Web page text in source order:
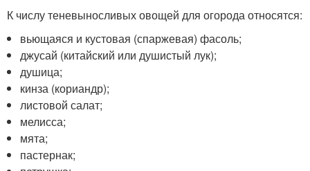
К числу теневыносливых овощей для огорода относятся:
вьющаяся и кустовая (спаржевая) фасоль;
джусай (китайский или душистый лук);
душица;
кинза (кориандр);
листовой салат;
мелисса;
мята;
пастернак;